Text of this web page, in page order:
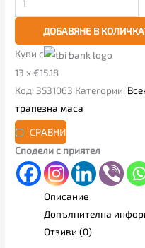
ДОБАВЯНЕ В
Купи с
13 x €15.18
Код: 3531063 Категории:
трапезна маса
СРАВНИ
Сподели с приятел
Описание
Допълнителна
Отзиви (0)